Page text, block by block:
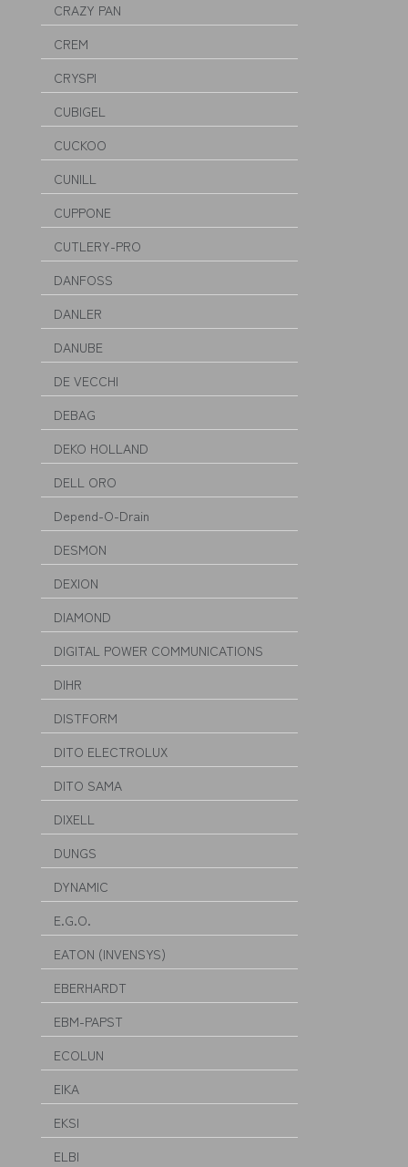
CRAZY PAN
CREM
CRYSPI
CUBIGEL
CUCKOO
CUNILL
CUPPONE
CUTLERY-PRO
DANFOSS
DANLER
DANUBE
DE VECCHI
DEBAG
DEKO HOLLAND
DELL ORO
Depend-O-Drain
DESMON
DEXION
DIAMOND
DIGITAL POWER COMMUNICATIONS
DIHR
DISTFORM
DITO ELECTROLUX
DITO SAMA
DIXELL
DUNGS
DYNAMIC
E.G.O.
EATON (INVENSYS)
EBERHARDT
EBM-PAPST
ECOLUN
EIKA
EKSI
ELBI